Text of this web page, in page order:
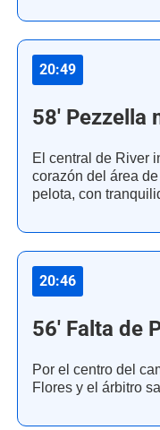
20:49
58' Pezzella
El central de River
corazón del área
pelota, con
20:46
56' Falta de
Por el centro del
Flores y el árbitro